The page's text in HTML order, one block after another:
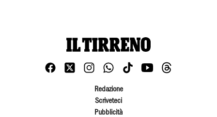
Redazione
Scriveteci
Pubblicità